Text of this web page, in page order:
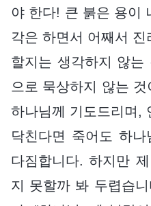
야 한다! 큰 붉은 용이
각은 하면서 어째서
할지는 생각하지 않는
으로 묵상하지 않는
하나님께 기도드리며,
닥친다면 죽어도 하
다짐합니다. 하지만
지 못할까 봐 두렵습